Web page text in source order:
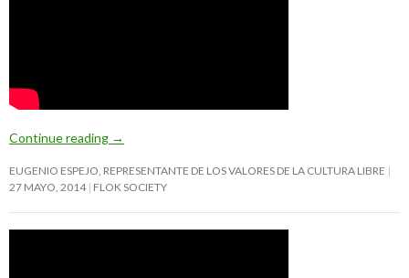
Continue reading →
EUGENIO ESPEJO, REPRESENTANTE DE LOS VALORES DE LA CULTURA LIBRE
27 MAYO, 2014 FLOK SOCIETY